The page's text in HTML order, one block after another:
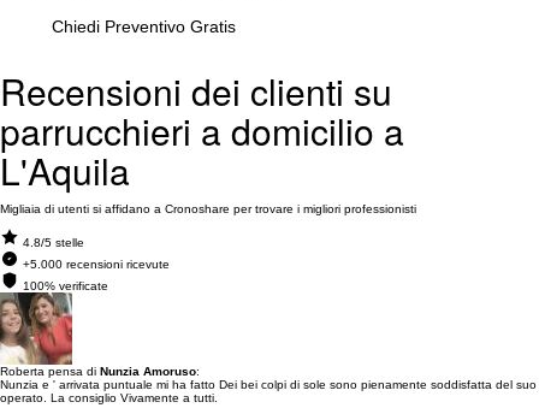
Chiedi Preventivo Gratis
Recensioni dei clienti su
parrucchieri a domicilio a
L'Aquila
Migliaia di utenti si affidano a Cronoshare per trovare i migliori professionisti
4.8/5 stelle
+5.000 recensioni ricevute
100% verificate
Roberta pensa di Nunzia Amoruso:
Nunzia e ' arrivata puntuale mi ha fatto Dei bei colpi di sole sono pienamente soddisfatta del suo
operato. La consiglio Vivamente a tutti.